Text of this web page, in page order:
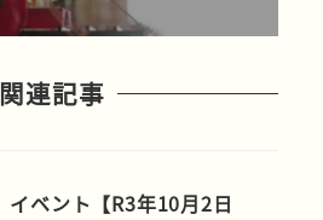
関連記事
イベント【R3年10月2日